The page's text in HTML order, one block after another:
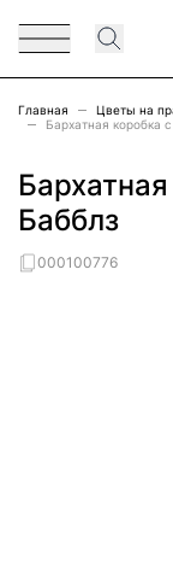
Перейти к
Главная Цветы на
Бархатная коробка
Бабблз
000100776